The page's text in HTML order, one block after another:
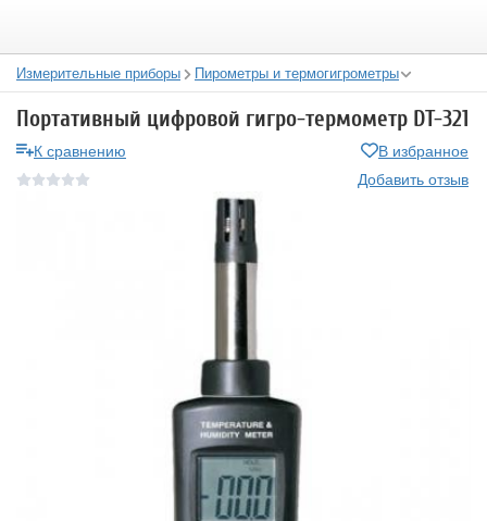
Измерительные приборы Пирометры и термогигрометры
Портативный цифровой гигро-термометр DT-321
К сравнению
В избранное
Добавить отзыв